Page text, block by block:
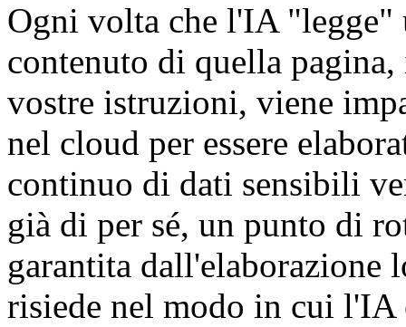
Ogni volta che l'IA "legge"
contenuto di quella
vostre istruzioni, viene
nel cloud per essere
continuo di dati sensibili
già di per sé, un punto di
garantita
risiede nel modo in cui l'IA